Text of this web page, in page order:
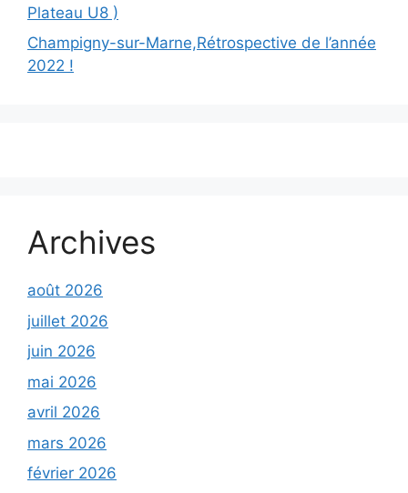
Plateau U8 )
Champigny-sur-Marne,Rétrospective de l’année
2022 !
Archives
août 2026
juillet 2026
juin 2026
mai 2026
avril 2026
mars 2026
février 2026